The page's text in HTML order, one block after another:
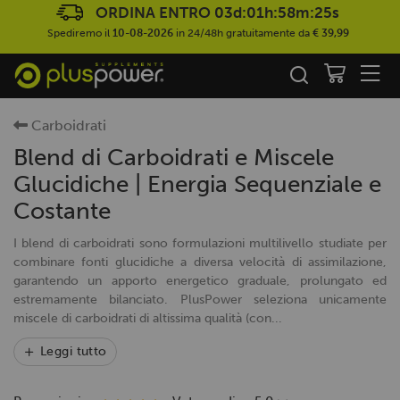
ORDINA ENTRO 03d:01h:58m:24s
Spediremo il 10-08-2026in 24/48h gratuitamente da € 39,99
Carboidrati
Blend di Carboidrati e Miscele
Glucidiche | Energia Sequenziale e
Costante
I blend di carboidrati sono formulazioni multilivello studiate per
combinare fonti glucidiche a diversa velocità di assimilazione,
garantendo un apporto energetico graduale, prolungato ed
estremamente bilanciato. PlusPower seleziona unicamente
miscele di carboidrati di altissima qualità (con...
Leggi tutto